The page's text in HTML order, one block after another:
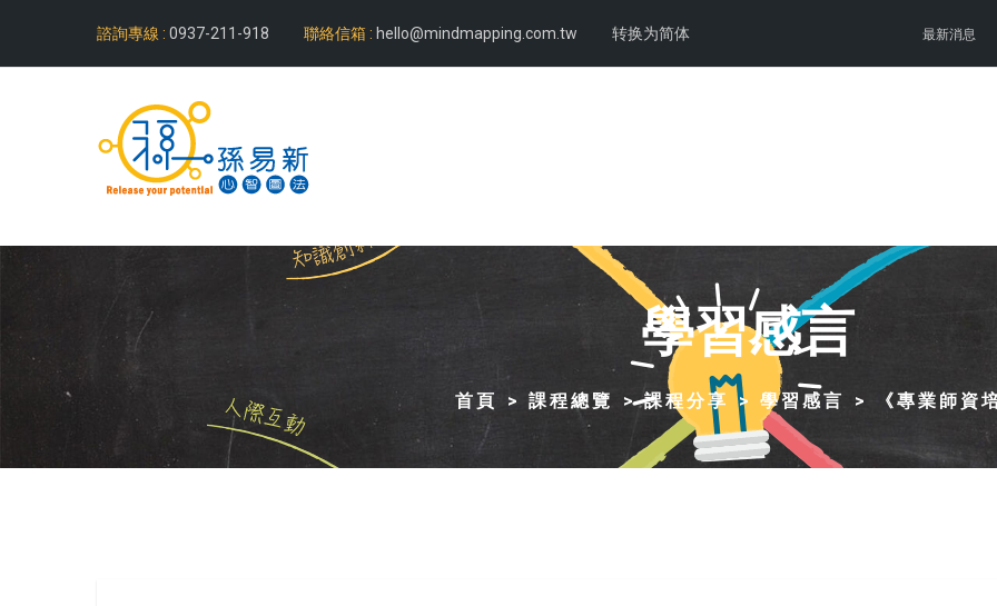
諮詢專線 : 0937-211-918 聯絡信箱 : hello@mindmapping.com.tw 转换为简体 最新消息
學習感言
首頁 課程總覽 課程分享 學習感言 《專業師資